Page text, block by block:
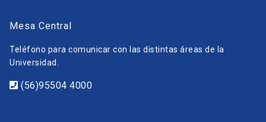
Mesa Central
Teléfono para comunicar con las distintas áreas de la
Universidad.
(56)95504 4000